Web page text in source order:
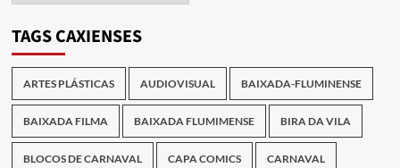
TAGS CAXIENSES
ARTES PLÁSTICAS AUDIOVISUAL BAIXADA-FLUMINENSE
BAIXADA FILMA BAIXADA FLUMIMENSE BIRA DA VILA
BLOCOS DE CARNAVAL CAPA COMICS CARNAVAL